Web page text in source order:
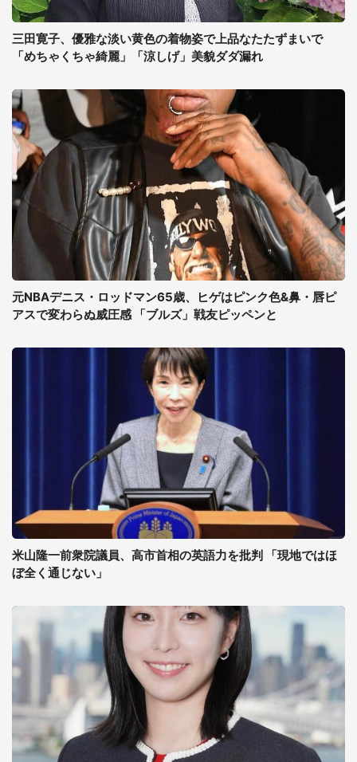
三田寛子、優雅な淡い黄色の着物姿で上品なたたずまいで
「めちゃくちゃ綺麗」「涼しげ」美貌ダダ漏れ
元NBAデニス・ロッドマン65歳、ヒゲはピンク色&鼻・唇ピ
アスで変わらぬ威圧感 「ブルズ」戦友ピッペンと
米山隆一前衆院議員、高市首相の英語力を批判 「現地ではほ
ぼ全く通じない」